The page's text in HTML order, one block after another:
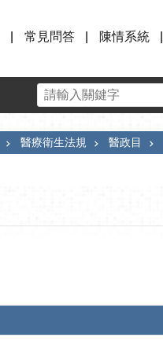
常見問答 陳情系統
醫療衛生法規 醫政目